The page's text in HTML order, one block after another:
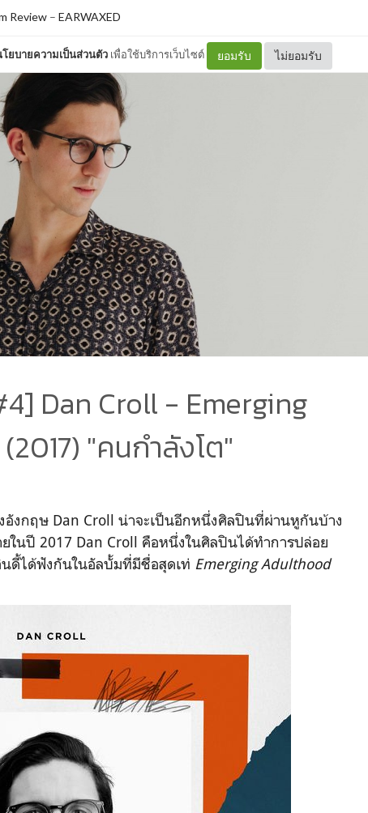
ยบายความเป็นส่วนตัว เพื่อใช้บริการเว็บไซต์ ยอมรับ ไม่ยอมรับ
Review – EARWAXED
Dan Croll - Emerging
"คนกำลังโต"
งกฤษ Dan Croll น่าจะเป็นอีกหนึ่งศิลปินที่ผ่านหูกันบ้าง
ในปี 2017 Dan Croll คือหนึ่งในศิลปินได้ทำการปล่อย
นดี้ได้ฟังกันในอัลบั้มที่มีชื่อสุดเท่ Emerging Adulthood